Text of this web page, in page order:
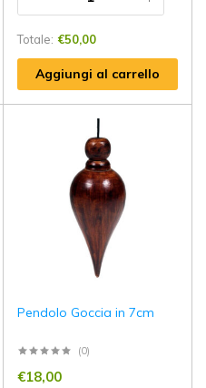
Totale: €50,00
Aggiungi al carrello
Pendolo Goccia in 7cm
(0)
€18,00